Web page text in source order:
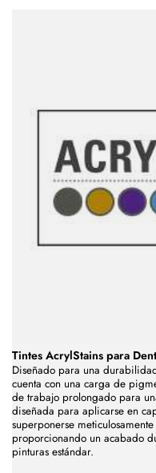
Tintes AcrylStains para
Diseñado para una
cuenta con una carga de
de trabajo prolongado para
diseñada para aplicarse en
superponerse
proporcionando un acabado
pinturas estándar.